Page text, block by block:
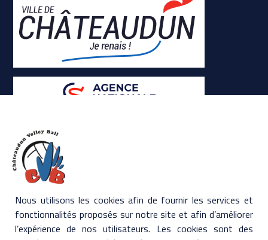
Nous utilisons les cookies afin de fournir les services et
fonctionnalités proposés sur notre site et afin d’améliorer
l’expérience de nos utilisateurs. Les cookies sont des
CGU
- Mentions légales
- Politique de confidentialité
- Conditions Générales de Ventes